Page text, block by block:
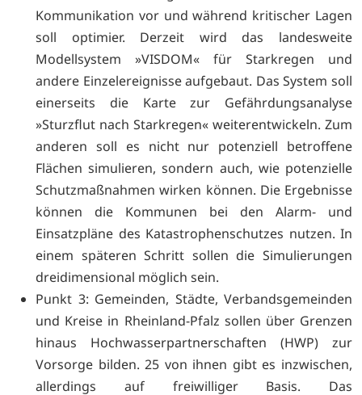
Kommunikation vor und während kritischer Lagen
soll optimier. Derzeit wird das landesweite
Modellsystem »VISDOM« für Starkregen und
andere Einzelereignisse aufgebaut. Das System soll
einerseits die Karte zur Gefährdungsanalyse
»Sturzflut nach Starkregen« weiterentwickeln. Zum
anderen soll es nicht nur potenziell betroffene
Flächen simulieren, sondern auch, wie potenzielle
Schutzmaßnahmen wirken können. Die Ergebnisse
können die Kommunen bei den Alarm- und
Einsatzpläne des Katastrophenschutzes nutzen. In
einem späteren Schritt sollen die Simulierungen
dreidimensional möglich sein.
Punkt 3: Gemeinden, Städte, Verbandsgemeinden
und Kreise in Rheinland-Pfalz sollen über Grenzen
hinaus Hochwasserpartnerschaften (HWP) zur
Vorsorge bilden. 25 von ihnen gibt es inzwischen,
allerdings auf freiwilliger Basis. Das